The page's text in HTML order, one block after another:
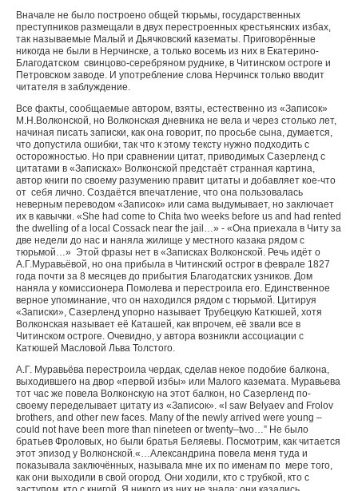
Вначале не было построено общей тюрьмы, государственных
преступников размещали в двух перестроенных крестьянских избах,
так называемые Малый и Дьячковский казематы. Приговорённые
никогда не были в Нерчинске, а только восемь из них в Екатерино-
Благодатском свинцово-серебряном руднике, в Читинском остроге и
Петровском заводе. И употребление слова Нерчинск только вводит
читателя в заблуждение.
Все факты, сообщаемые автором, взяты, естественно из «Записок»
М.Н.Волконской, но Волконская дневника не вела и через столько лет,
начиная писать записки, как она говорит, по просьбе сына, думается,
что допустила ошибки, так что к этому тексту нужно подходить с
осторожностью. Но при сравнении цитат, приводимых Сазерленд с
цитатами в «Записках» Волконской предстаёт странная картина,
автор книги по своему разумению правит цитаты и добавляет кое-что
от себя лично. Создаётся впечатление, что она пользовалась
неверным переводом «Записок» или сама выдумывает, но заключает
их в кавычки. «She had come to Chita two weeks before us and had rented
the dwelling of a local Cossack near the jail…» - «Она приехала в Читу за
две недели до нас и наняла жилище у местного казака рядом с
тюрьмой…» Этой фразы нет в «Записках Волконской. Речь идёт о
А.Г.Муравьёвой, но она прибыла в Читинский острог в феврале 1827
года почти за 8 месяцев до прибытия Благодатских узников. Дом
наняла у комиссионера Помолева и перестроила его. Единственное
верное упоминание, что он находился рядом с тюрьмой. Цитируя
«Записки», Сазерленд упорно называет Трубецкую Катюшей, хотя
Волконская называет её Каташей, как впрочем, её звали все в
Читинском остроге. Очевидно, у автора возникли ассоциации с
Катюшей Масловой Льва Толстого.
А.Г. Муравьёва перестроила чердак, сделав некое подобие балкона,
выходившего на двор «первой избы» или Малого каземата. Муравьева
тот час же повела Волконскую на этот балкон, но Сазерленд по-
своему переделывает цитату из «Записок». «I saw Belyaev and Frolov
brothers, and other new faces. Many of the newly arrived were young –
could not have been more than nineteen or twenty–two…” Не было
братьев Фроловых, но были братья Беляевы. Посмотрим, как читается
этот эпизод у Волконской.«…Александрина повела меня туда и
показывала заключённых, называла мне их по именам по мере того,
как они выходили в свой огород. Они ходили, кто с трубкой, кто с